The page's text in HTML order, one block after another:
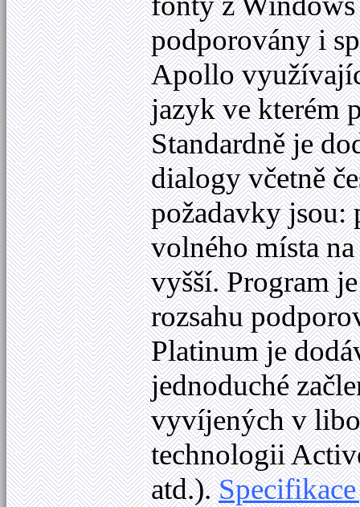
podporovány i
Apollo
jazyk ve kterém
Standardně je
dialogy včetně
požadavky
volného místa
vyšší. Program
rozsahu
Platinum je
jednoduché
vyvíjených v
technologii
atd.).